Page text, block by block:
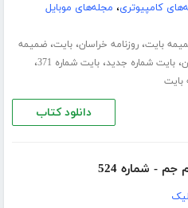
کامپیوتری، مجله‌های موبایل
بایت،روزنامه خراسان،بایت،ضمیمه
،بایت شماره جدید،بایت شماره 371 ،
بایت
دانلود کتاب
- شماره 524